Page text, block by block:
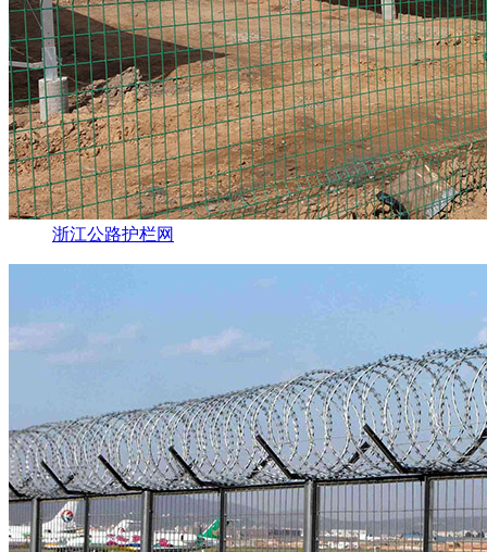
浙江公路护栏网